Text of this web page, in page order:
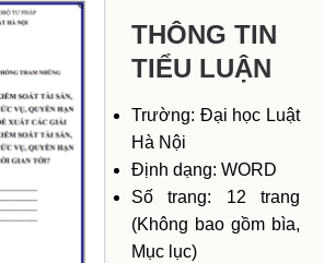
THÔNG TIN
TIỂU LUẬN
Trường: Đại học Luật
Hà Nội
Định dạng: WORD
Số trang: 12 trang
(Không bao gồm bìa,
Mục lục)